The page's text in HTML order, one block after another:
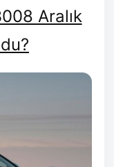
Aralık